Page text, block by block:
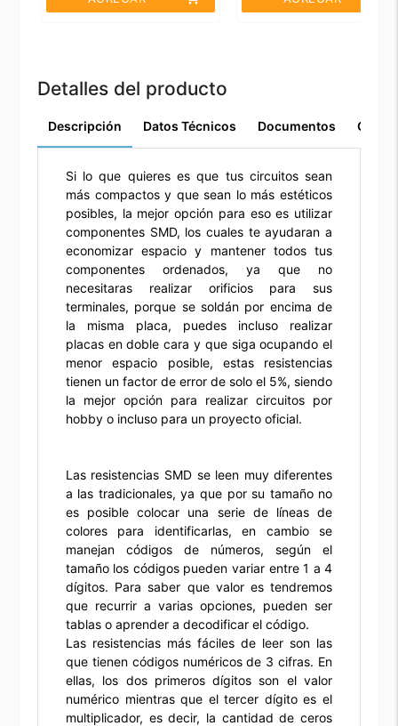
Detalles del producto
Descripción Datos Técnicos Documentos
Si lo que quieres es que tus circuitos sean
más compactos y que sean lo más estéticos
posibles, la mejor opción para eso es utilizar
componentes SMD, los cuales te ayudaran a
economizar espacio y mantener todos tus
componentes ordenados, ya que no
necesitaras realizar orificios para sus
terminales, porque se soldán por encima de
la misma placa, puedes incluso realizar
placas en doble cara y que siga ocupando el
menor espacio posible, estas resistencias
tienen un factor de error de solo el 5%, siendo
la mejor opción para realizar circuitos por
hobby o incluso para un proyecto oficial.
Las resistencias SMD se leen muy diferentes
a las tradicionales, ya que por su tamaño no
es posible colocar una serie de líneas de
colores para identificarlas, en cambio se
manejan códigos de números, según el
tamaño los códigos pueden variar entre 1 a 4
dígitos. Para saber que valor es tendremos
que recurrir a varias opciones, pueden ser
tablas o aprender a decodificar el código.
Las resistencias más fáciles de leer son las
que tienen códigos numéricos de 3 cifras. En
ellas, los dos primeros dígitos son el valor
numérico mientras que el tercer dígito es el
multiplicador, es decir, la cantidad de ceros